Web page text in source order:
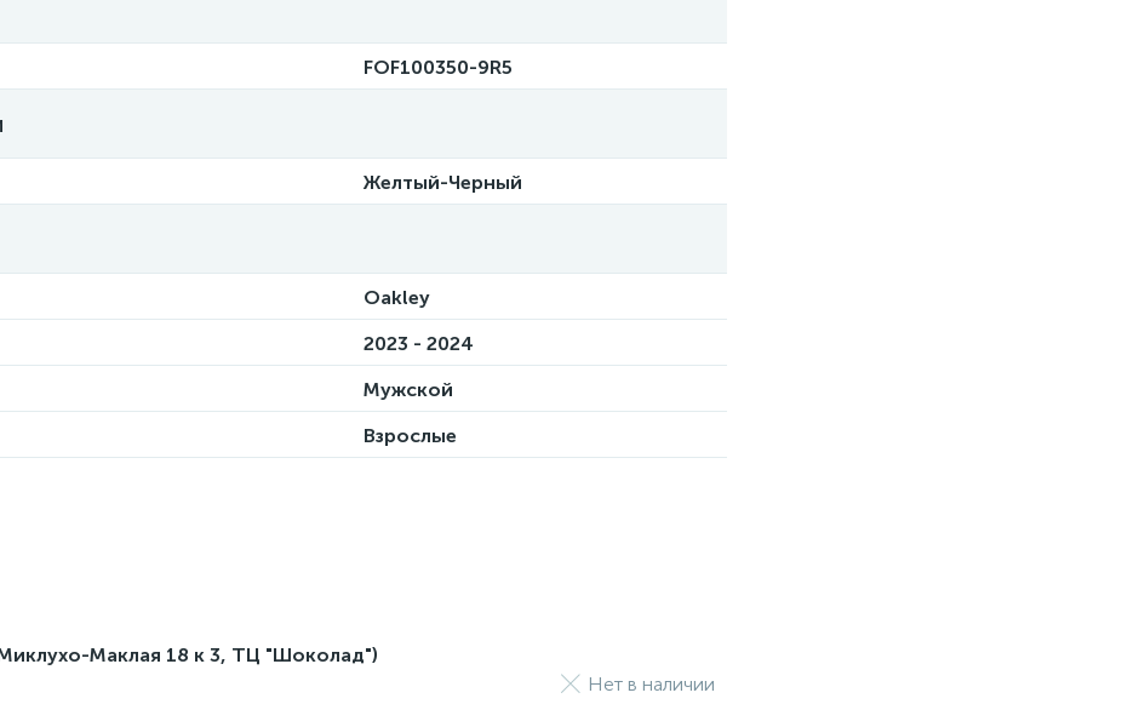
FOF100350-9R5
Желтый-Черный
Oakley
2023 - 2024
Мужской
Взрослые
Маклая 18 к 3, ТЦ "Шоколад")
Нет в наличии